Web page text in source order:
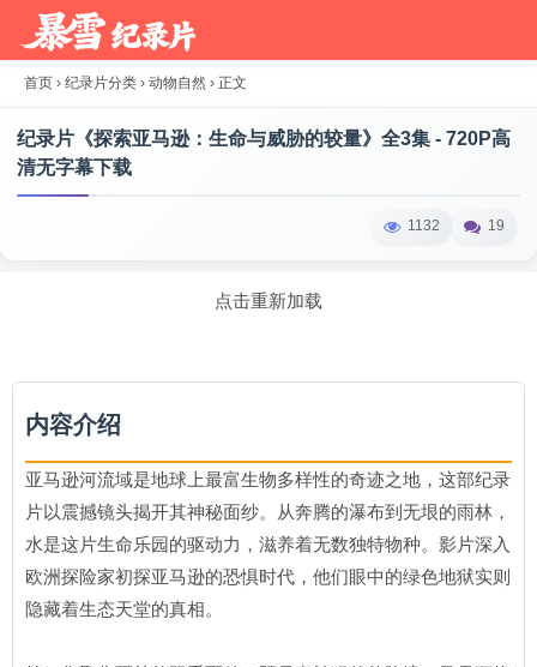
首页 › 纪录片分类 › 动物自然 › 正文
纪录片《探索亚马逊：生命与威胁的较量》全3集 - 720P高
清无字幕下载
1132 19
点击重新加载
内容介绍
亚马逊河流域是地球上最富生物多样性的奇迹之地，这部纪录
片以震撼镜头揭开其神秘面纱。从奔腾的瀑布到无垠的雨林，
水是这片生命乐园的驱动力，滋养着无数独特物种。影片深入
欧洲探险家初探亚马逊的恐惧时代，他们眼中的绿色地狱实则
隐藏着生态天堂的真相。